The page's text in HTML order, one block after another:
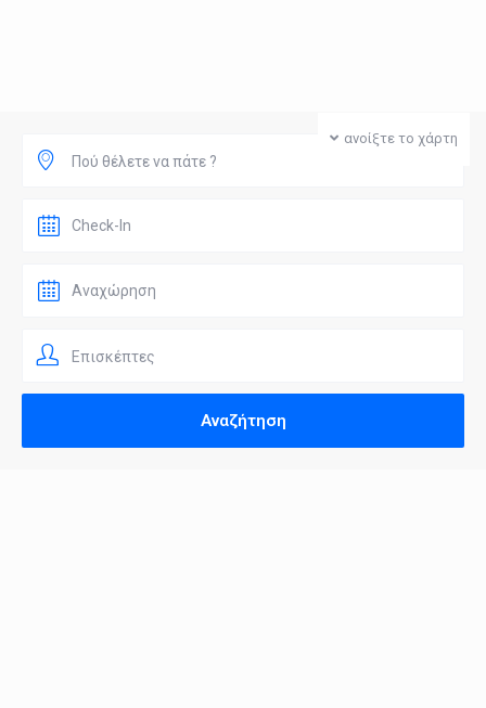
ανοίξτε το χάρτη
Πού θέλετε να πάτε ?
Επισκέπτες